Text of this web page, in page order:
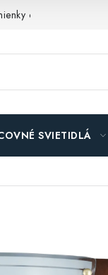
ochrany osobných
SVIETIDLÁ